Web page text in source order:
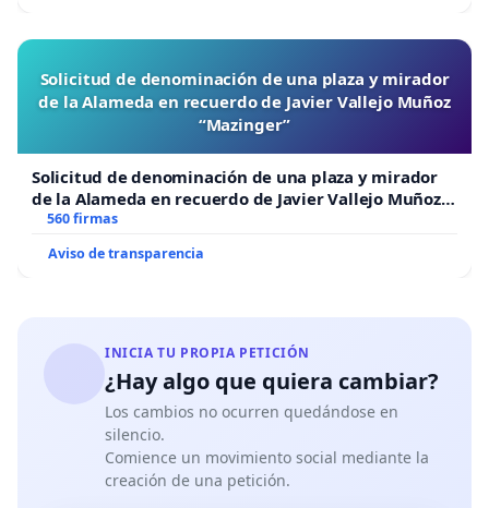
Solicitud de denominación de una plaza y mirador
de la Alameda en recuerdo de Javier Vallejo Muñoz
“Mazinger”
Solicitud de denominación de una plaza y mirador
de la Alameda en recuerdo de Javier Vallejo Muñoz
“Mazinger”
560 firmas
Aviso de transparencia
INICIA TU PROPIA PETICIÓN
¿Hay algo que quiera cambiar?
Los cambios no ocurren quedándose en
silencio.
Comience un movimiento social mediante la
creación de una petición.